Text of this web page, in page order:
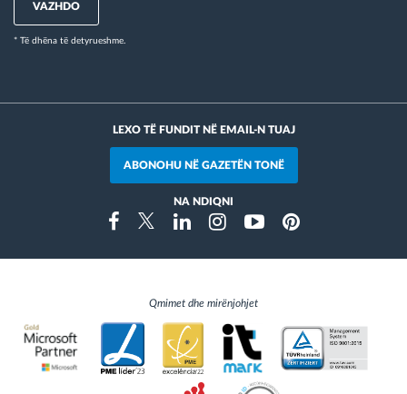
VAZHDO
* Të dhëna të detyrueshme.
LEXO TË FUNDIT NË EMAIL-N TUAJ
ABONOHU NË GAZETËN TONË
NA NDIQNI
FacebookTwitterLinkedinInstragramYoutubePinterest
Qmimet dhe mirënjohjet